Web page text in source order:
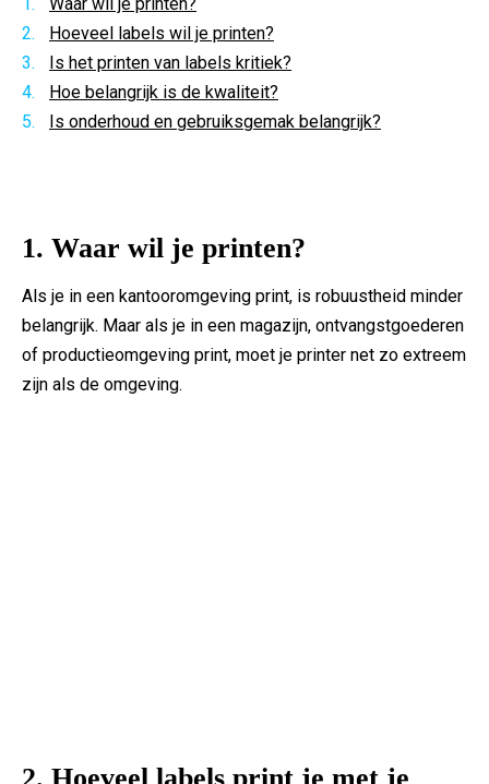
Hoeveel labels wil je printen?
Is het printen van labels kritiek?
Hoe belangrijk is de kwaliteit?
Is onderhoud en gebruiksgemak belangrijk?
1. Waar wil je printen?
Als je in een kantooromgeving print, is robuustheid minder
belangrijk. Maar als je in een magazijn, ontvangstgoederen
of productieomgeving print, moet je printer net zo extreem
zijn als de omgeving.